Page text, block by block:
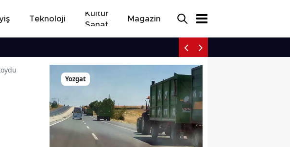
Teknoloji
Kültür
Sanat
Magazin
Yozgat